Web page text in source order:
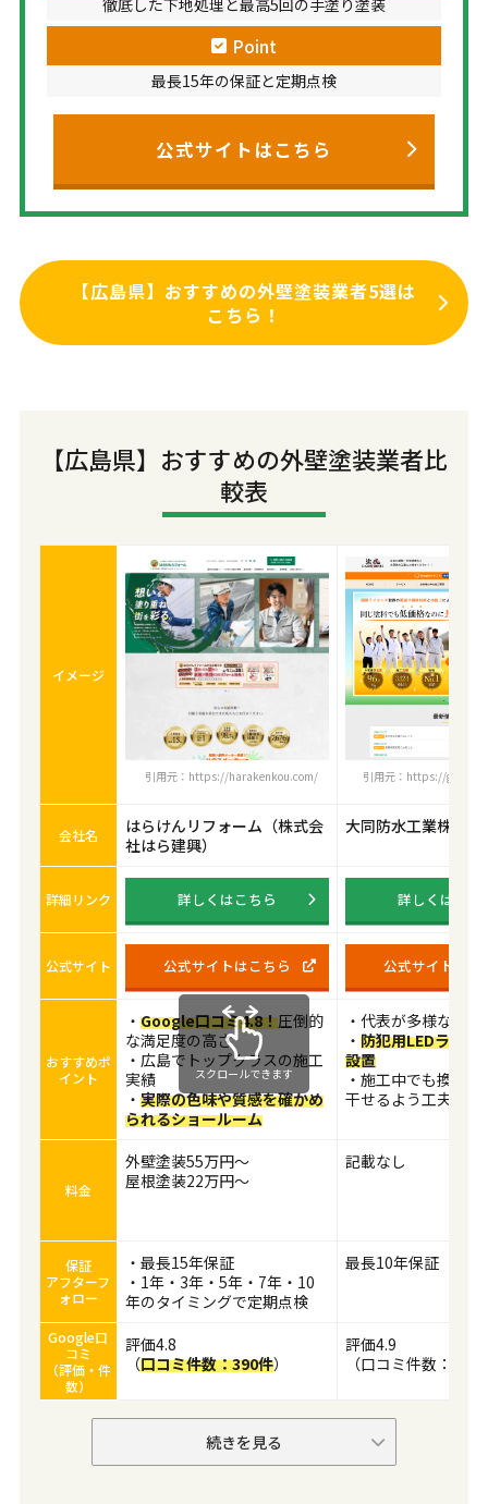
Point
最長15年の保証と定期点検
公式サイトはこちら
【広島県】おすすめの外壁塗装業者5選は
こちら！
【広島県】おすすめの外壁塗装業者比
較表
イメージ
引用元：https://harakenkou.com/ 引用元：https://
会社名
はらけんリフォーム（株式会
社はら建興）
大同防水工業株式会
詳細リンク 詳しくはこちら 詳しくはこち
公式サイト 公式サイトはこちら 公式サイトはこ
おすすめポ
イント
・ Google口コミ4.8！圧倒的
な満足度の高さ
・広島でトップクラスの施工
実績
・ 実際の色味や質感を確かめ
られるショールーム
・代表が多様な資
・ 防犯用LEDライト
設置
・施工中でも換気
干せるよう工夫
料金
外壁塗装55万円～
屋根塗装22万円～
記載なし
保証
アフターフ
ォロー
・最長15年保証
・1年・3年・5年・7年・10
年のタイミングで定期点検
最長10年保証
Google口
コミ
（評価・件
数）
評価4.8
（口コミ件数：390件）
評価4.9
（口コミ件数：100
続きを見る
スクロールできます